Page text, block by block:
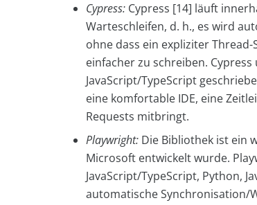
Cypress: Cypress [14] läuft
Warteschleifen, d. h., es wird
ohne dass ein expliziter
einfacher zu schreiben.
JavaScript/TypeScript
eine komfortable IDE, eine
Requests mitbringt.
Playwright: Die Bibliothek ist ein
Microsoft entwickelt wurde.
JavaScript/TypeScript, Python,
automatische Synchronisation/